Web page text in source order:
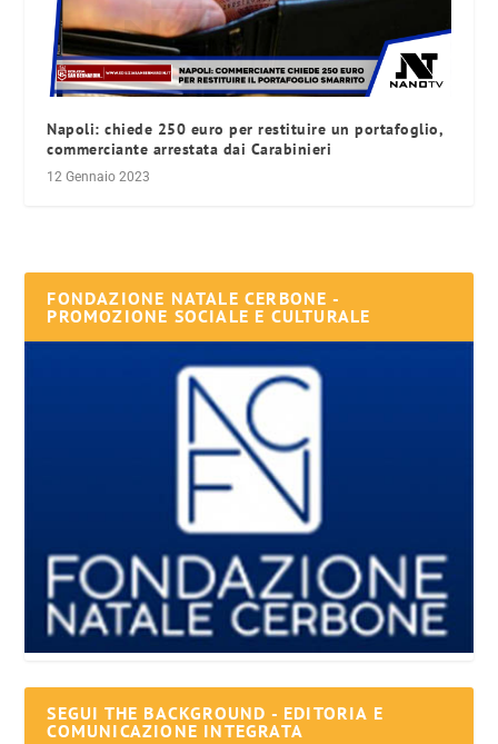
Napoli: chiede 250 euro per restituire un portafoglio,
commerciante arrestata dai Carabinieri
12 Gennaio 2023
FONDAZIONE NATALE CERBONE -
PROMOZIONE SOCIALE E CULTURALE
SEGUI THE BACKGROUND - EDITORIA E
COMUNICAZIONE INTEGRATA